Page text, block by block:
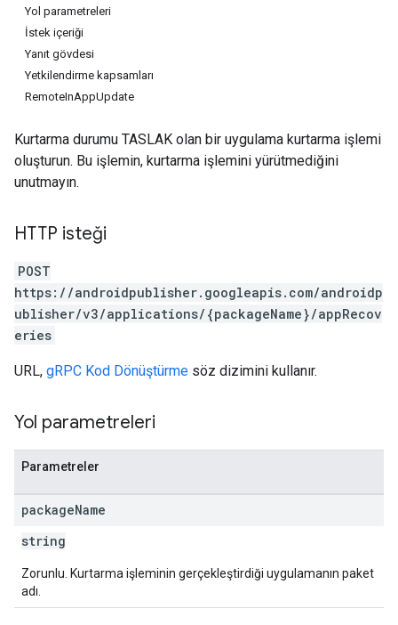
Yol parametreleri
İstek içeriği
Yanıt gövdesi
Yetkilendirme kapsamları
RemoteInAppUpdate
Kurtarma durumu TASLAK olan bir uygulama kurtarma işlemi
oluşturun. Bu işlemin, kurtarma işlemini yürütmediğini
unutmayın.
HTTP isteği
POST
https://androidpublisher.googleapis.com/androidp
ublisher/v3/applications/{packageName}/appRecov
eries
URL, gRPC Kod Dönüştürme söz dizimini kullanır.
Yol parametreleri
Parametreler
packageName
string
Zorunlu. Kurtarma işleminin gerçekleştirdiği uygulamanın paket
adı.